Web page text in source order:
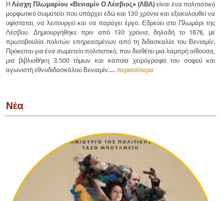
ΗΛέσχη Πλωμαρίου «Βενιαμίν Ο Λέσβιος» (ΛΒΛ)είναι ένα πολιτιστικό
μορφωτικό σωματείο που υπάρχει εδώ και 130 χρόνια και εξακολουθεί να
υφίσταται, να λειτουργεί και να παράγει έργο. Εδρεύει στο Πλωμάρι της
Λέσβου. Δημιουργήθηκε πριν από 130 χρόνια, δηλαδή το 1878, με
πρωτοβουλία πολιτών επηρεασμένων από τη διδασκαλία του Βενιαμίν.
Πρόκειται για ένα σωματείο πολιτιστικό, που διαθέτει μια λαμπρή αίθουσα,
μια βιβλιοθήκη 3.500 τόμων και κάποια χειρόγραφα του σοφού και
αγωνιστή εθνοδιδασκάλου Βενιαμίν..... περισσότερα
Νέα